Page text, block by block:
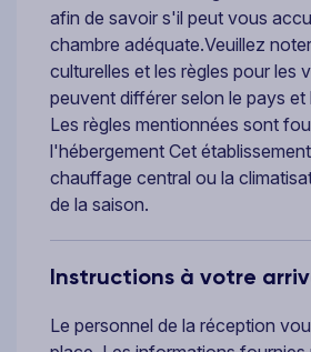
afin de savoir s'il peut vous
chambre adéquate.Veuillez
culturelles et les règles pour les
peuvent différer selon le pays et
Les règles mentionnées sont
l'hébergement Cet
chauffage central ou la
de la saison.
Instructions à votre
Le personnel de la réception